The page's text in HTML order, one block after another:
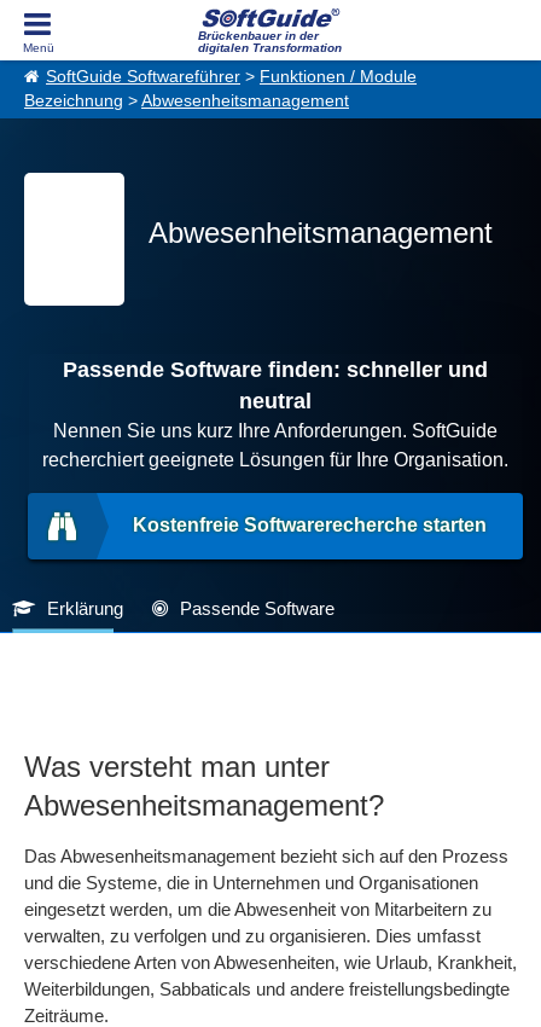
Brückenbauer in der
digitalen Transformation
SoftGuide Softwareführer > Funktionen / Module
Bezeichnung > Abwesenheitsmanagement
Abwesenheitsmanagement
Passende Software finden: schneller und
neutral
Nennen Sie uns kurz Ihre Anforderungen. SoftGuide
recherchiert geeignete Lösungen für Ihre Organisation.
Kostenfreie Softwarerecherche starten
Erklärung Passende Software
Was versteht man unter
Abwesenheitsmanagement?
Das Abwesenheitsmanagement bezieht sich auf den Prozess
und die Systeme, die in Unternehmen und Organisationen
eingesetzt werden, um die Abwesenheit von Mitarbeitern zu
verwalten, zu verfolgen und zu organisieren. Dies umfasst
verschiedene Arten von Abwesenheiten, wie Urlaub, Krankheit,
Weiterbildungen, Sabbaticals und andere freistellungsbedingte
Zeiträume.